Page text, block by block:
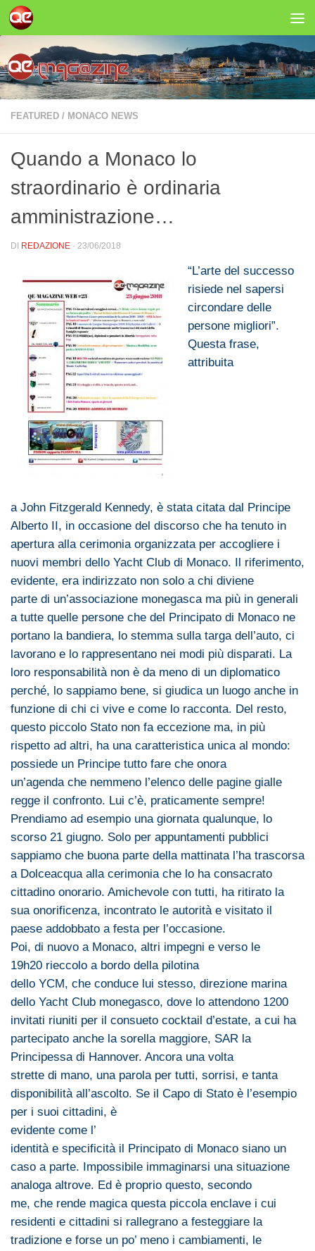
Salta al contenuto
FEATURED / MONACO NEWS
Quando a Monaco lo
straordinario è ordinaria
amministrazione…
DI REDAZIONE · 23/06/2018
“L’arte del successo
risiede nel sapersi
circondare delle
persone migliori”.
Questa frase,
attribuita
a John Fitzgerald Kennedy, è stata citata dal Principe
Alberto II, in occasione del discorso che ha tenuto in
apertura alla cerimonia organizzata per accogliere i
nuovi membri dello Yacht Club di Monaco. Il riferimento,
evidente, era indirizzato non solo a chi diviene
parte di un’associazione monegasca ma più in generali
a tutte quelle persone che del Principato di Monaco ne
portano la bandiera, lo stemma sulla targa dell’auto, ci
lavorano e lo rappresentano nei modi più disparati. La
loro responsabilità non è da meno di un diplomatico
perché, lo sappiamo bene, si giudica un luogo anche in
funzione di chi ci vive e come lo racconta. Del resto,
questo piccolo Stato non fa eccezione ma, in più
rispetto ad altri, ha unacaratteristica unica al mondo:
possiede un Principe tutto fare che onora
un’agenda che nemmeno l’elenco delle pagine gialle
regge il confronto. Lui c’è, praticamente sempre!
Prendiamo ad esempio unagiornata qualunque, lo
scorso 21 giugno. Solo per appuntamenti pubblici
sappiamo che buona parte della mattinata l’ha trascorsa
a Dolceacquaalla cerimonia che lo ha consacrato
cittadino onorario. Amichevole con tutti, ha ritirato la
sua onorificenza, incontrato le autorità e visitato il
paese addobbato a festa per l’occasione.
Poi, di nuovo a Monaco, altri impegni e verso le
19h20 rieccolo a bordo della pilotina
dello YCM, che conduce lui stesso, direzione marina
dello Yacht Club monegasco, dove lo attendono 1200
invitati riuniti per il consueto cocktail d’estate, a cui ha
partecipato anche la sorella maggiore, SAR la
Principessa di Hannover. Ancora unavolta
strette di mano, unaparola per tutti, sorrisi, e tanta
disponibilità all’ascolto. Se il Capo di Stato è l’esempio
per i suoi cittadini, è
evidente come l’
identità e specificità il Principato di Monaco siano un
caso a parte. Impossibile immaginarsi unasituazione
analoga altrove. Ed è proprio questo, secondo
me, che rende magica questa piccola enclave i cui
residenti e cittadini si rallegrano a festeggiare la
tradizione e forse un po’ meno i cambiamenti, le